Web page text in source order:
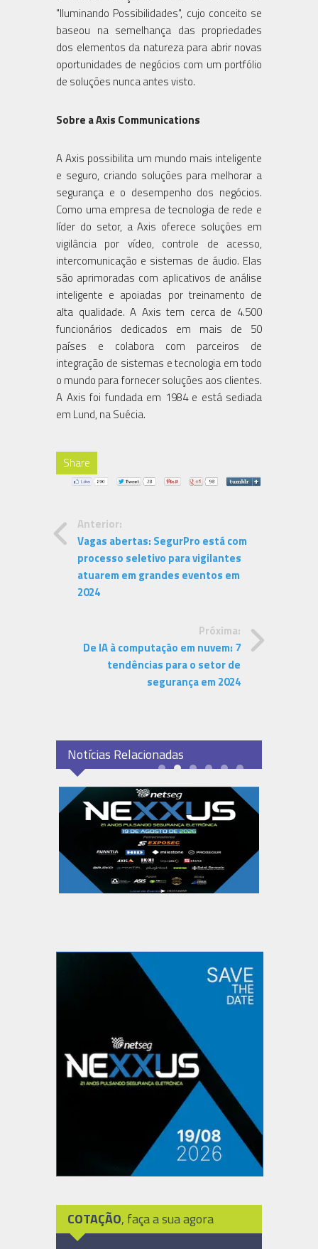
"Iluminando Possibilidades", cujo conceito se
baseou na semelhança das propriedades
dos elementos da natureza para abrir novas
oportunidades de negócios com um portfólio
de soluções nunca antes visto.
Sobre a Axis Communications
A Axis possibilita um mundo mais inteligente
e seguro, criando soluções para melhorar a
segurança e o desempenho dos negócios.
Como uma empresa de tecnologia de rede e
líder do setor, a Axis oferece soluções em
vigilância por vídeo, controle de acesso,
intercomunicação e sistemas de áudio. Elas
são aprimoradas com aplicativos de análise
inteligente e apoiadas por treinamento de
alta qualidade. A Axis tem cerca de 4.500
funcionários dedicados em mais de 50
países e colabora com parceiros de
integração de sistemas e tecnologia em todo
o mundo para fornecer soluções aos clientes.
A Axis foi fundada em 1984 e está sediada
em Lund, na Suécia.
Share
Anterior:
Vagas abertas: SegurPro está com
processo seletivo para vigilantes
atuarem em grandes eventos em
2024
Próxima:
De IA à computação em nuvem: 7
tendências para o setor de
segurança em 2024
Notícias Relacionadas
COTAÇÃO, faça a sua agora